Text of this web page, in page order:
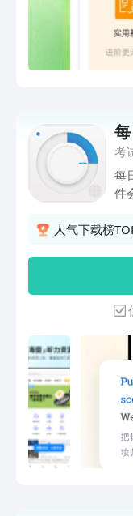
考
每
件
声
日
概
听
人气下载榜